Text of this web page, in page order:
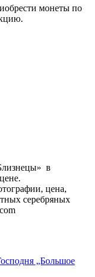
монеты по
в
цена,
серебряных
„Большое